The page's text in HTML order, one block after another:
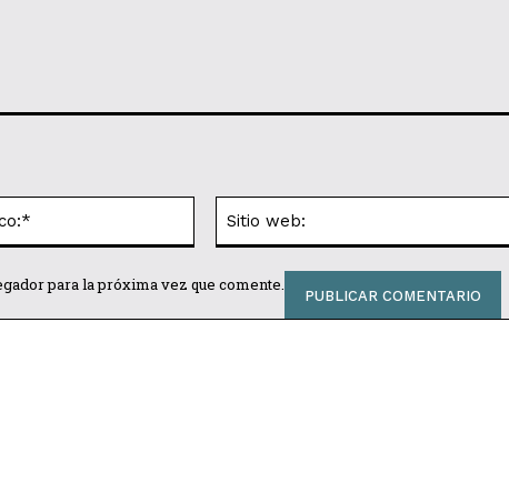
electrónico:*
para la próxima vez que comente.